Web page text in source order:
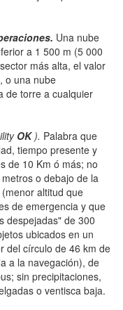
Una nube
a 1 500 m (5 000
más alta, el valor
o una nube
de torre a cualquier
OK). Palabra que
tiempo presente y
de 10 Km ó más; no
o debajo de la
altitud que
de emergencia y que
despejadas" de 300
ubicados en un
del círculo de 46 km de
a la navegación), de
sin precipitaciones,
o ventisca baja.